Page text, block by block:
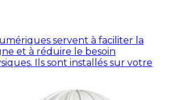
servent à faciliter la
et à réduire le besoin
Ils sont installés sur votre